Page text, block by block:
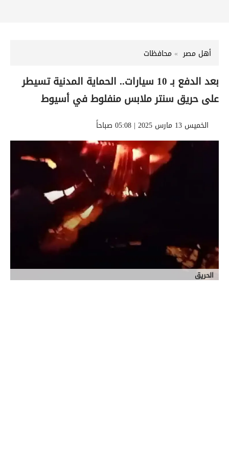
أهل مصر محافظات
بعد الدفع بـ 10 سيارات.. الحماية المدنية تسيطر
على حريق سنتر ملابس منفلوط في أسيوط
الخميس 13 مارس 2025 | 05:08 صباحاً
الحريق